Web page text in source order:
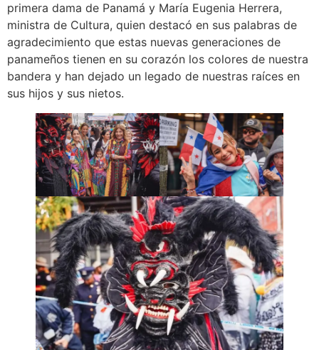
primera dama de Panamá y María Eugenia Herrera,
ministra de Cultura, quien destacó en sus palabras de
agradecimiento que estas nuevas generaciones de
panameños tienen en su corazón los colores de nuestra
bandera y han dejado un legado de nuestras raíces en
sus hijos y sus nietos.